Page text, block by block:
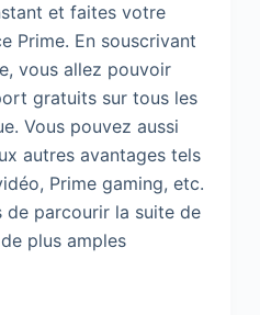
et faites votre
Prime. En souscrivant
vous allez pouvoir
gratuits sur tous les
Vous pouvez aussi
autres avantages tels
Prime gaming, etc.
de parcourir la suite de
plus amples